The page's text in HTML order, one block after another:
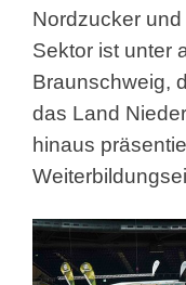
Nordzucker
Sektor ist unter
Braunschweig,
das Land
hinaus